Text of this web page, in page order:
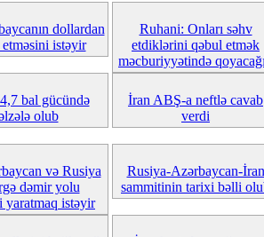
dollardan
istəyir
Ruhani: Onları səhv
etdiklərini qəbul etmək
məcburiyyətində
bal gücündə
olub
İran ABŞ-a neftlə cavab
verdi
və Rusiya
dəmir yolu
yaratmaq istəyir
Rusiya-Azərbaycan-İran
sammitinin tarixi bəlli